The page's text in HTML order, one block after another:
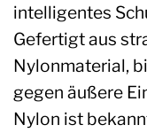
intelligentes
Gefertigt aus
Nylonmaterial,
gegen äußere
Nylon ist